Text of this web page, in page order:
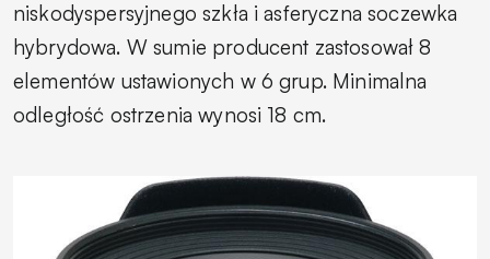
niskodyspersyjnego szkła i asferyczna soczewka
hybrydowa. W sumie producent zastosował 8
elementów ustawionych w 6 grup. Minimalna
odległość ostrzenia wynosi 18 cm.